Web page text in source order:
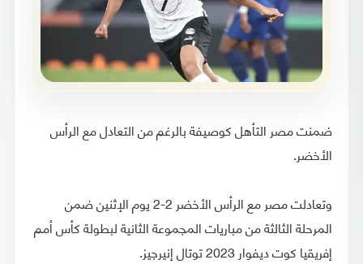
ضمنت مصر التأهل كوصيفة بالرغم من التعادل مع الرأس
الأخضر.
وتعادلت مصر مع الرأس الأخضر 2-2 يوم الإثنين ضمن
المرحلة الثالثة من مباريات المجموعة الثانية لبطولة كأس أمم
إفريقيا كوت ديفوار 2023 توتال إنيرجيز.